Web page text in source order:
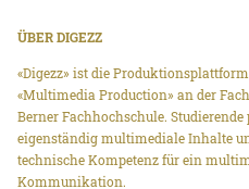
ÜBER DIGEZZ
«Digezz» ist die
«Multimedia Production» an der
Berner Fachhochschule.
eigenständig multimediale Inhalte
technische Kompetenz für ein
Kommunikation.